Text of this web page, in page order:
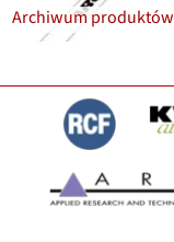
Archiwum produktów